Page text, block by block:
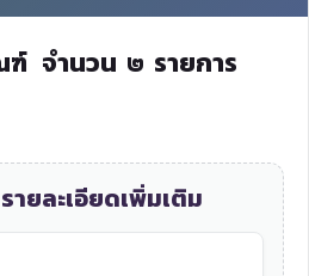
จำนวน ๒ รายการ
ายละเอียดเพิ่มเติม